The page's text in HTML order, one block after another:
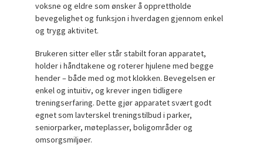
voksne og eldre som ønsker å opprettholde
bevegelighet og funksjon i hverdagen gjennom enkel
og trygg aktivitet.
Brukeren sitter eller står stabilt foran apparatet,
holder i håndtakene og roterer hjulene med begge
hender – både med og mot klokken. Bevegelsen er
enkel og intuitiv, og krever ingen tidligere
treningserfaring. Dette gjør apparatet svært godt
egnet som lavterskel treningstilbud i parker,
seniorparker, møteplasser, boligområder og
omsorgsmiljøer.